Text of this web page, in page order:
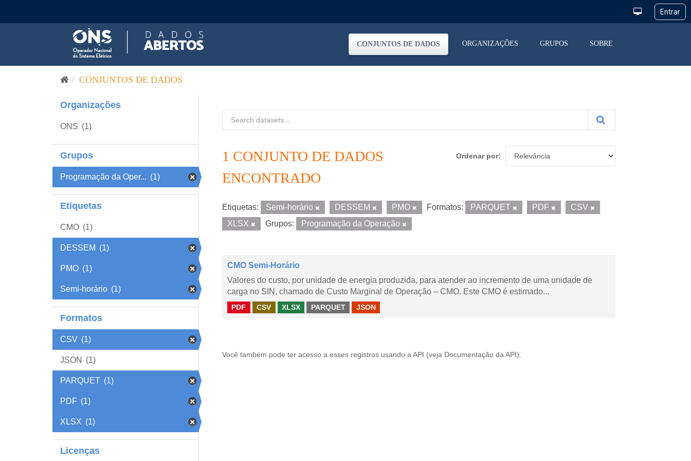
CONJUNTOS DE DADOS ORGANIZAÇÕES GRUPOS SOBRE
CONJUNTOS DE DADOS
Organizações
ONS (1)
Grupos
Programação da Oper... (1)
Etiquetas
CMO (1)
DESSEM (1)
PMO (1)
Semi-horário (1)
Formatos
CSV (1)
JSON (1)
PARQUET (1)
PDF (1)
XLSX (1)
Licenças
Ordenar por
1 CONJUNTO DE DADOS
ENCONTRADO
Etiquetas: Semi-horário DESSEM PMO Formatos: PARQUET PDF
CSV
XLSX
Grupos: Programação da Operação
CMO Semi-Horário
Valores do custo, por unidade de energia produzida, para atender ao incremento de uma unidade de
carga no SIN, chamado de Custo Marginal de Operação – CMO. Este CMO é estimado...
PDF CSV XLSX PARQUET JSON
Você também pode ter acesso a esses registros usando a API (veja Documentação da API ).